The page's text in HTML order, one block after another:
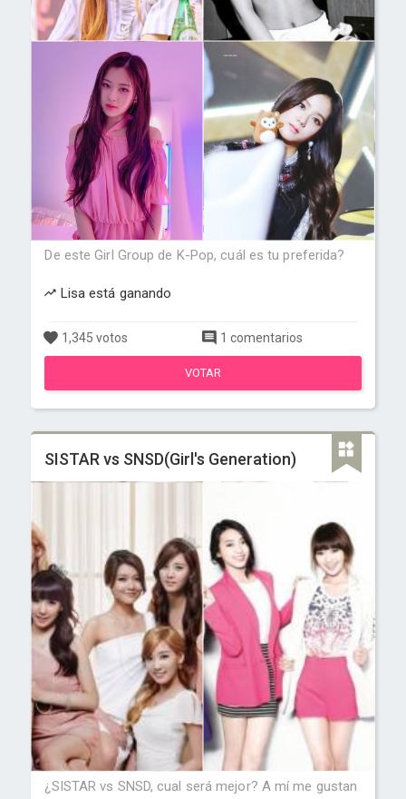
De este Girl Group de K-Pop, cuál es tu preferida?
Lisa está ganando
1,345 votos 1 comentarios
VOTAR
SISTAR vs SNSD(Girl's Generation)
¿SISTAR vs SNSD, cual será mejor? A mí me gustan